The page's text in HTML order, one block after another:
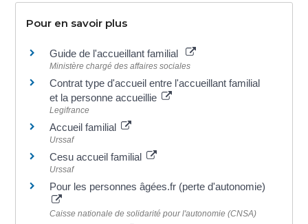
Pour en savoir plus
Guide de l'accueillant familial
Ministère chargé des affaires sociales
Contrat type d'accueil entre l'accueillant familial
et la personne accueillie
Legifrance
Accueil familial
Urssaf
Cesu accueil familial
Urssaf
Pour les personnes âgées.fr (perte d'autonomie)
Caisse nationale de solidarité pour l'autonomie (CNSA)